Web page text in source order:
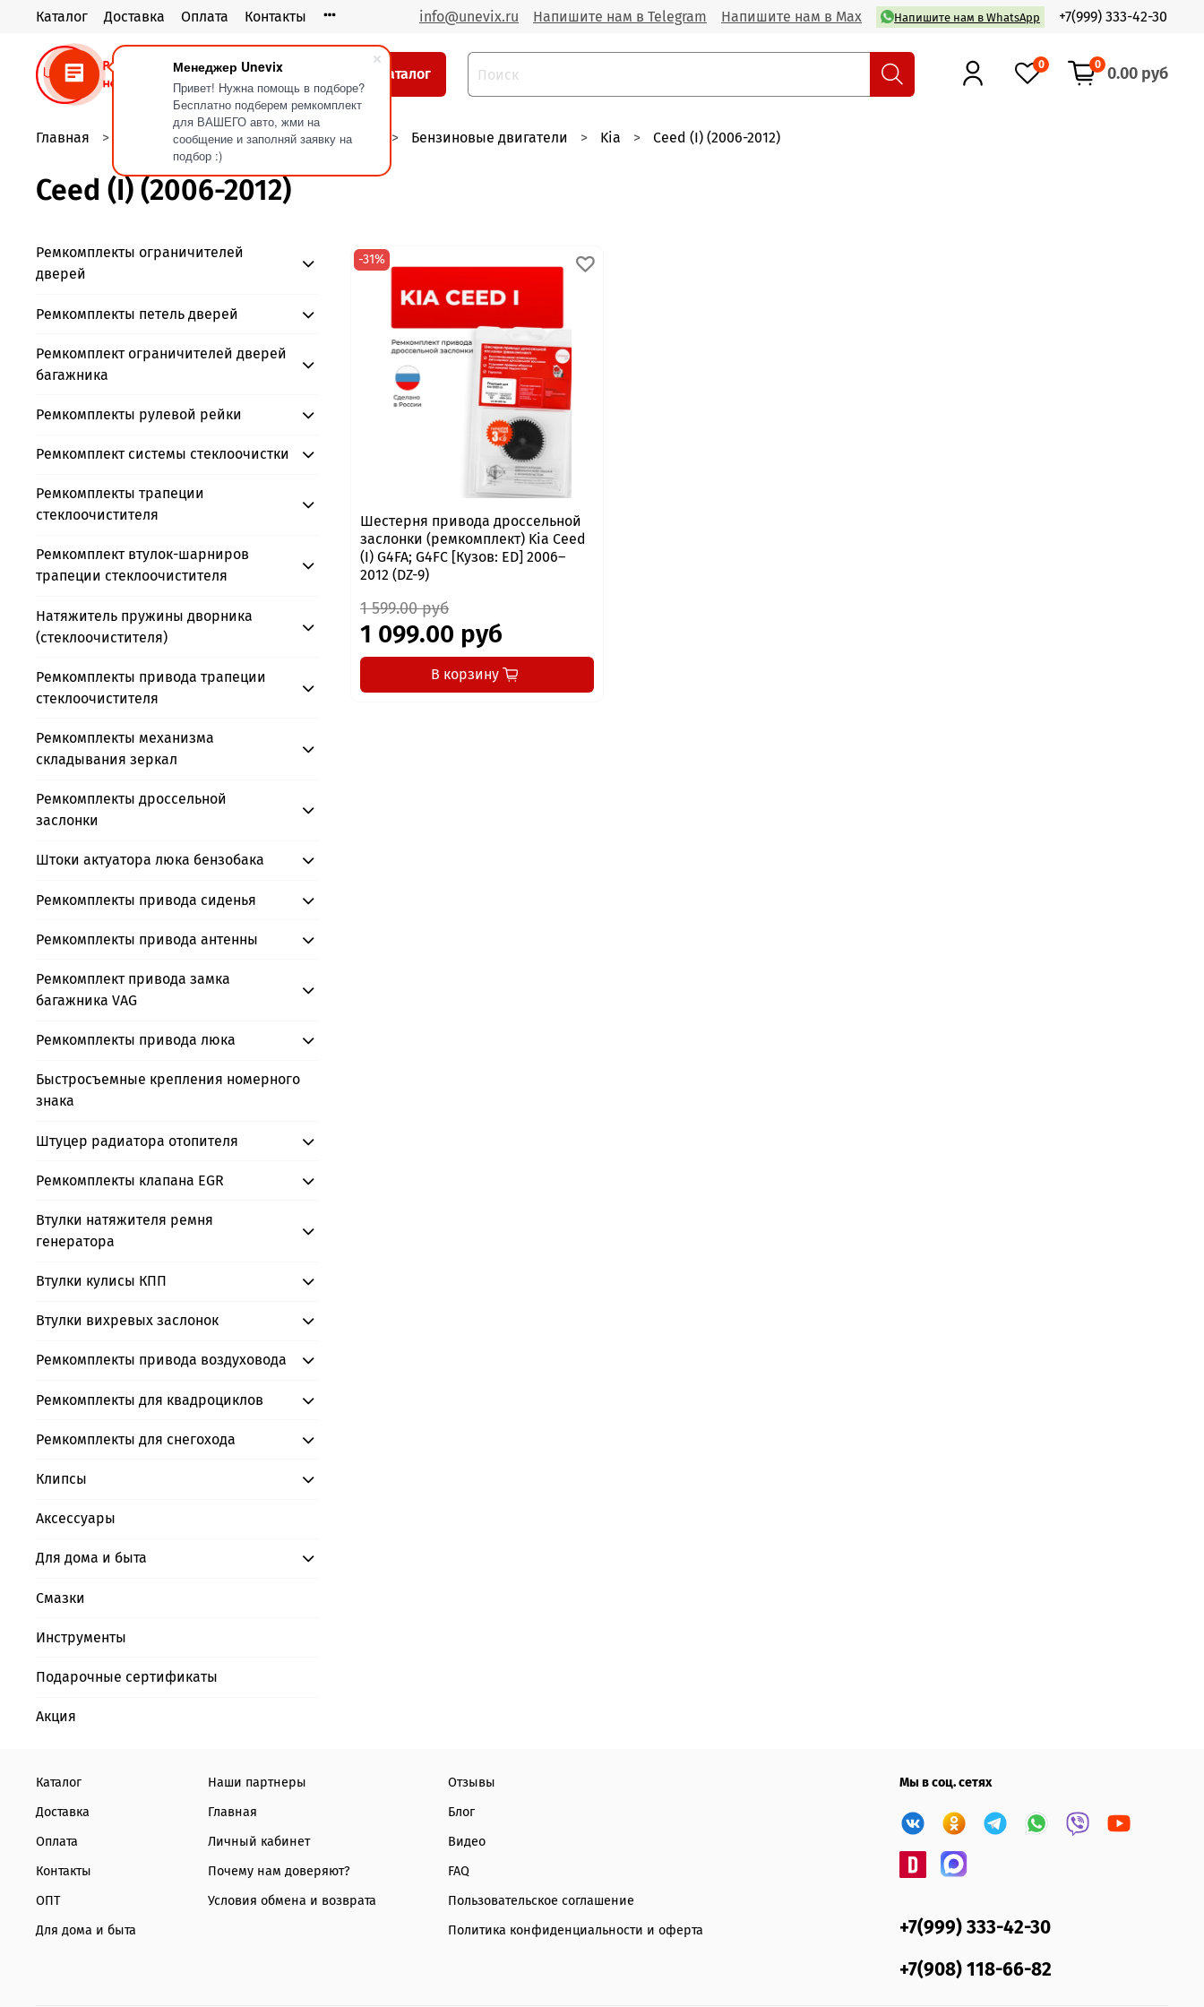
Менеджер Unevix
Привет! Нужна помощь в подборе?
Бесплатно подберем ремкомплект
для ВАШЕГО авто, жми на
сообщение и заполняй заявку на
подбор :)
Каталог Доставка Оплата Контакты info@unevix.ru Напишите нам в Telegram Напишите нам в Max Напишите нам в WhatsApp +7(999) 333-42-30
Каталог
0 0 0.00 руб
Главная Ремкомплекты дроссельной заслонки Бензиновые двигатели Kia Ceed (I) (2006-2012)
Ceed (I) (2006-2012)
-31%
Шестерня привода дроссельной
заслонки (ремкомплект) Kia Ceed
(I) G4FA; G4FC [Кузов: ED] 2006–
2012 (DZ-9)
1 599.00 руб
1 099.00 руб
В корзину
Ремкомплекты ограничителей
дверей
Ремкомплекты петель дверей
Ремкомплект ограничителей дверей
багажника
Ремкомплекты рулевой рейки
Ремкомплект системы стеклоочистки
Ремкомплекты трапеции
стеклоочистителя
Ремкомплект втулок-шарниров
трапеции стеклоочистителя
Натяжитель пружины дворника
(стеклоочистителя)
Ремкомплекты привода трапеции
стеклоочистителя
Ремкомплекты механизма
складывания зеркал
Ремкомплекты дроссельной
заслонки
Штоки актуатора люка бензобака
Ремкомплекты привода сиденья
Ремкомплекты привода антенны
Ремкомплект привода замка
багажника VAG
Ремкомплекты привода люка
Быстросъемные крепления номерного
знака
Штуцер радиатора отопителя
Ремкомплекты клапана EGR
Втулки натяжителя ремня
генератора
Втулки кулисы КПП
Втулки вихревых заслонок
Ремкомплекты привода воздуховода
Ремкомплекты для квадроциклов
Ремкомплекты для снегохода
Клипсы
Аксессуары
Для дома и быта
Смазки
Инструменты
Подарочные сертификаты
Акция
Каталог
Доставка
Оплата
Контакты
ОПТ
Для дома и быта
Наши партнеры
Главная
Личный кабинет
Почему нам доверяют?
Условия обмена и возврата
Отзывы
Блог
Видео
FAQ
Пользовательское соглашение
Политика конфиденциальности и оферта
Мы в соц. сетях
+7(999) 333-42-30
+7(908) 118-66-82